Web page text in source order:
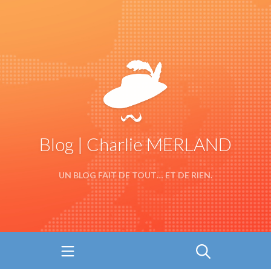
Blog | Charlie MERLAND
UN BLOG FAIT DE TOUT… ET DE RIEN.